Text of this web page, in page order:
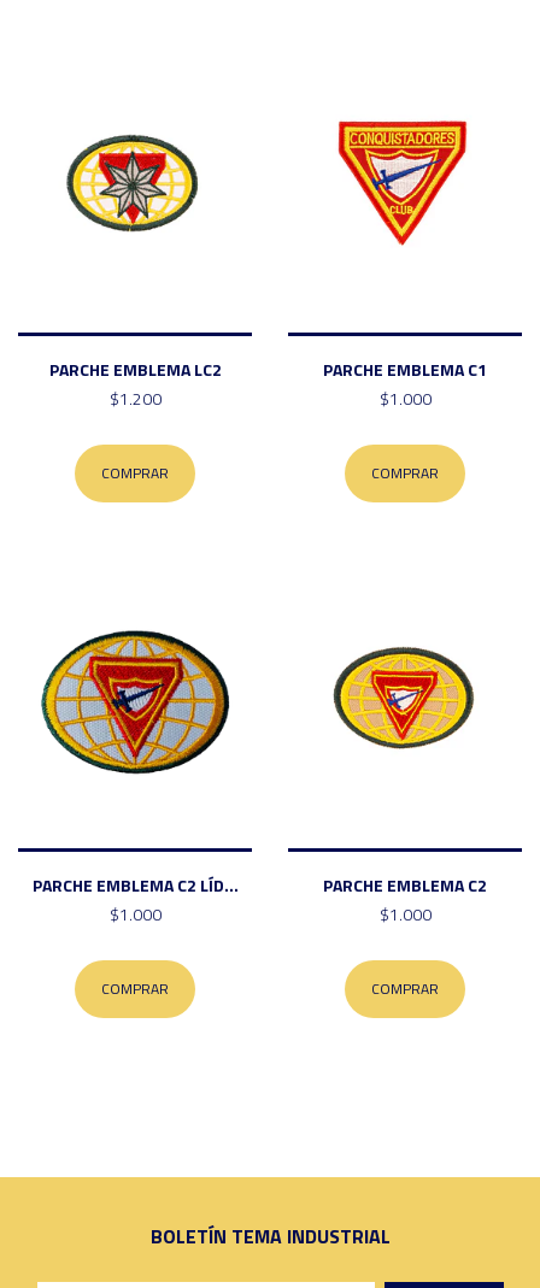
PARCHE EMBLEMA LC2
$1.200
COMPRAR
PARCHE EMBLEMA C1
$1.000
COMPRAR
PARCHE EMBLEMA C2 LÍD...
$1.000
COMPRAR
PARCHE EMBLEMA C2
$1.000
COMPRAR
BOLETÍN TEMA INDUSTRIAL